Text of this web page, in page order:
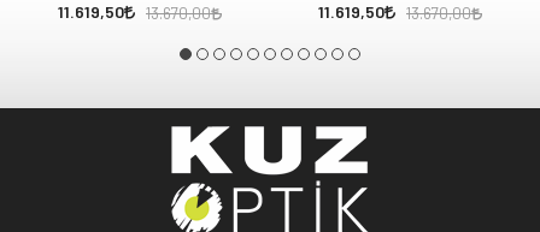
11.619,50 13.670,00 11.619,50 13.670,00